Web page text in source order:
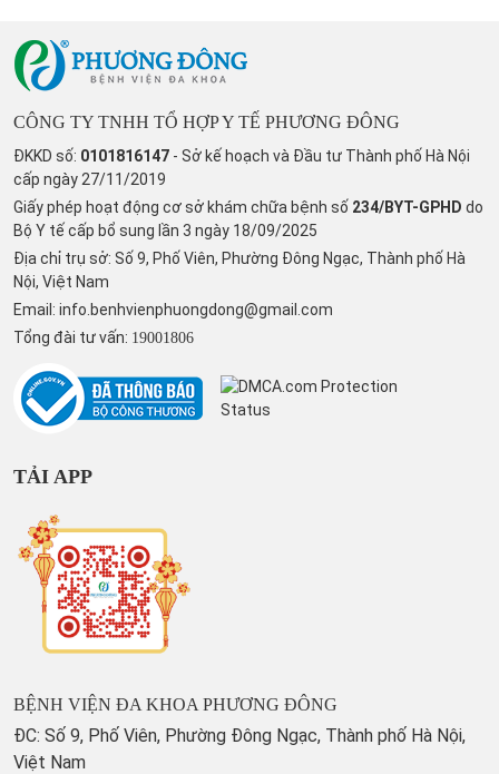
CÔNG TY TNHH TỔ HỢP Y TẾ PHƯƠNG ĐÔNG
ĐKKD số: 0101816147 - Sở kế hoạch và Đầu tư Thành phố Hà Nội
cấp ngày 27/11/2019
Giấy phép hoạt động cơ sở khám chữa bệnh số 234/BYT-GPHD do
Bộ Y tế cấp bổ sung lần 3 ngày 18/09/2025
Địa chỉ trụ sở: Số 9, Phố Viên, Phường Đông Ngạc, Thành phố Hà
Nội, Việt Nam
Email: info.benhvienphuongdong@gmail.com
Tổng đài tư vấn: 19001806
TẢI APP
BỆNH VIỆN ĐA KHOA PHƯƠNG ĐÔNG
ĐC: Số 9, Phố Viên, Phường Đông Ngạc, Thành phố Hà Nội,
Việt Nam